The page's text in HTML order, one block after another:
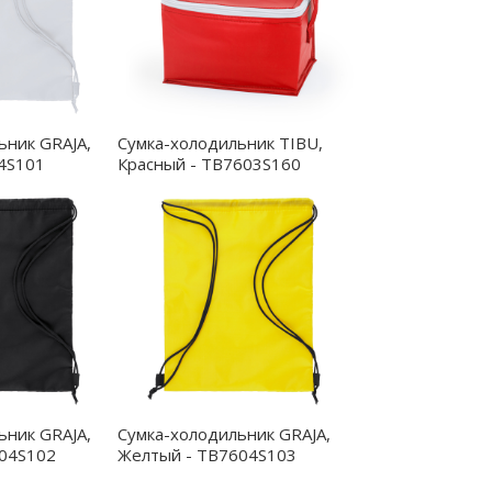
GRAJA,
Сумка-холодильник TIBU,
Красный - TB7603S160
GRAJA,
Сумка-холодильник GRAJA,
Желтый - TB7604S103